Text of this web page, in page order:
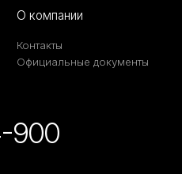
О компании
Контакты
Официальные документы
900